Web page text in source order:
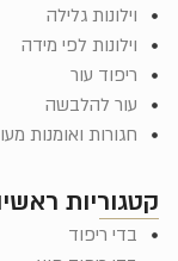
קטגוריות
בדי ריפוד
וילונות גלילה
וילונות לפי מידה
ריפוד עור
עור להלבשה
חגורות ואומנות